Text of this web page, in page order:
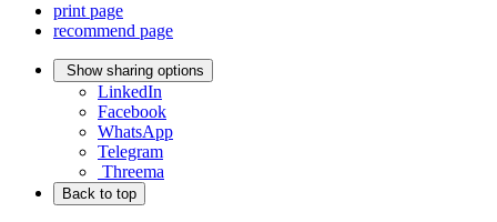
print page
recommend page
Show sharing options
LinkedIn
Facebook
WhatsApp
Telegram
Threema
Back to top